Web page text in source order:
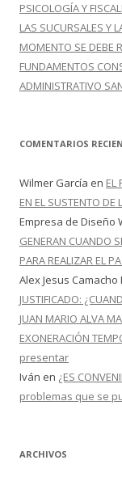
PSICOLOGÍA Y
LAS SUCURSALES Y
MOMENTO SE DEBE
FUNDAMENTOS
ADMINISTRATIVO
COMENTARIOS
Wilmer García en EL
EN EL SUSTENTO DE
Empresa de Diseño
GENERAN CUANDO
PARA REALIZAR EL
Alex Jesus Camacho
JUSTIFICADO:
JUAN MARIO ALVA
EXONERACIÓN
presentar
Iván en ¿ES
problemas que se
ARCHIVOS